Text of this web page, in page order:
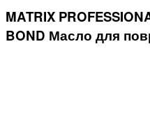
MATRIX
BOND Масло для